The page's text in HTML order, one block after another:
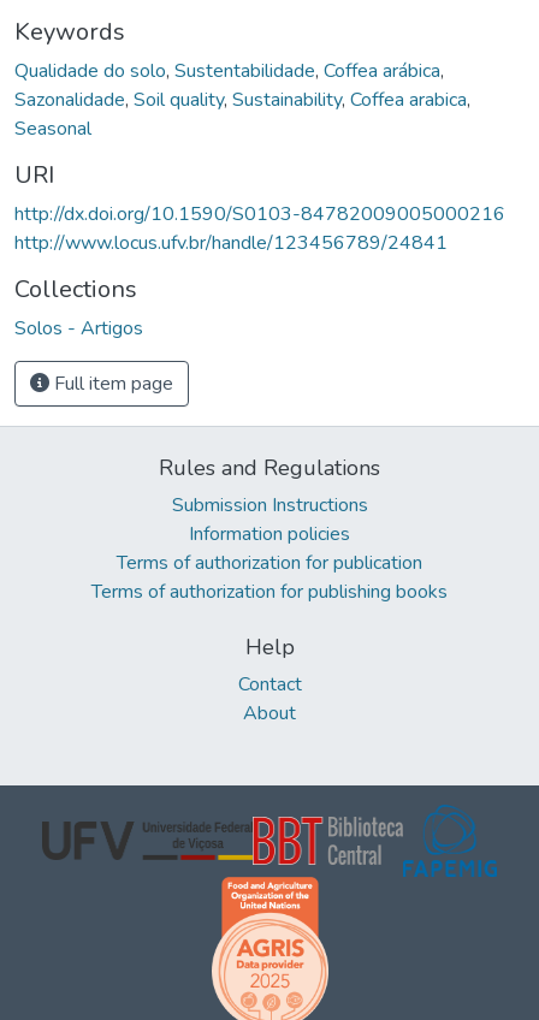
Keywords
Qualidade do solo, Sustentabilidade, Coffea arábica,
Sazonalidade, Soil quality, Sustainability, Coffea arabica,
Seasonal
URI
http://dx.doi.org/10.1590/S0103-84782009005000216
http://www.locus.ufv.br/handle/123456789/24841
Collections
Solos - Artigos
Full item page
Rules and Regulations
Submission Instructions
Information policies
Terms of authorization for publication
Terms of authorization for publishing books
Help
Contact
About